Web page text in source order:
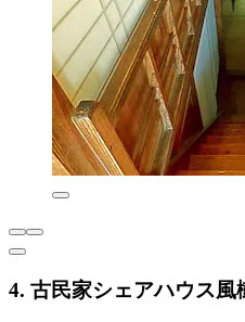
4. 古民家シェアハウス風